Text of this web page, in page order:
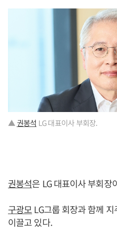
▲권봉석 LG 대표이사 부회장.
권봉석은 LG 대표이사 부회장
구광모LG그룹 회장과 함께
이끌고 있다.